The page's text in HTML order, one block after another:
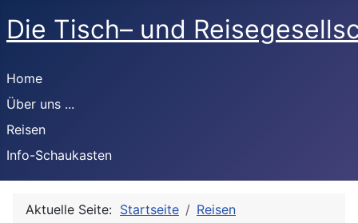
Die Tisch– und
Home
Über uns ...
Reisen
Info-Schaukasten
Aktuelle Seite: Startseite
Reisen